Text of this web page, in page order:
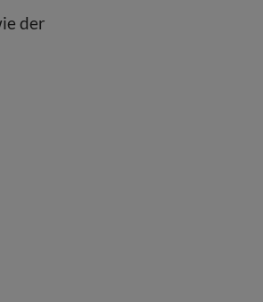
der